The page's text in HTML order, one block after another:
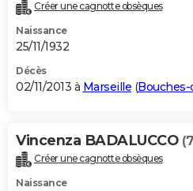
Créer une cagnotte obsèques
Naissance
25/11/1932
Décès
02/11/2013 à Marseille (
Vincenza BADALUCCO
Créer une cagnotte obsèques
Naissance